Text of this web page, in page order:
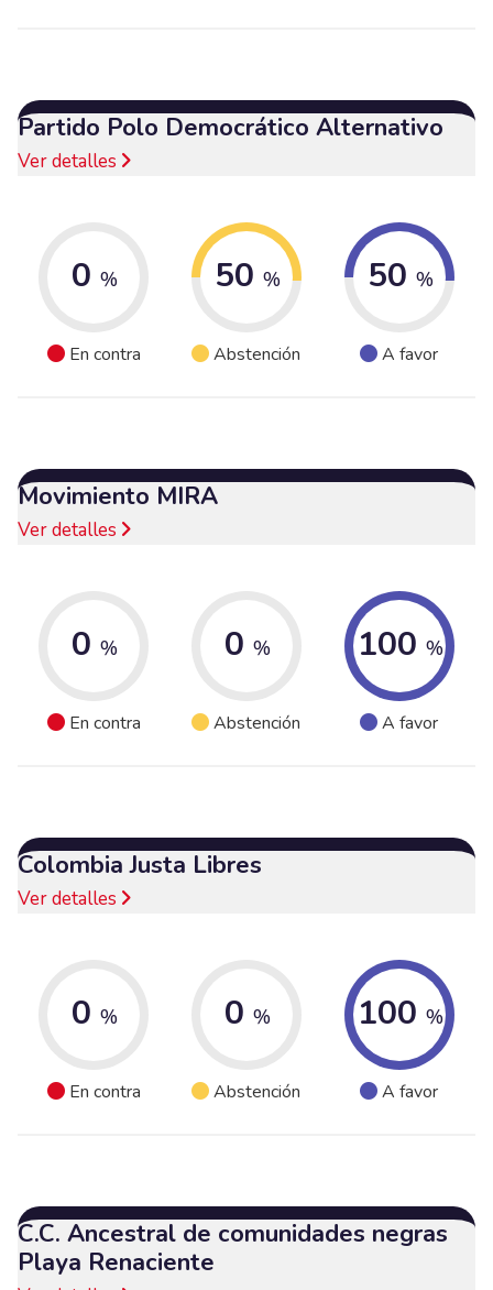
Partido Polo Democrático Alternativo
Ver detalles
0 %
En contra
50 %
Abstención
50 %
A favor
Movimiento MIRA
Ver detalles
0 %
En contra
0 %
Abstención
100 %
A favor
Colombia Justa Libres
Ver detalles
0 %
En contra
0 %
Abstención
100 %
A favor
C.C. Ancestral de comunidades negras
Playa Renaciente